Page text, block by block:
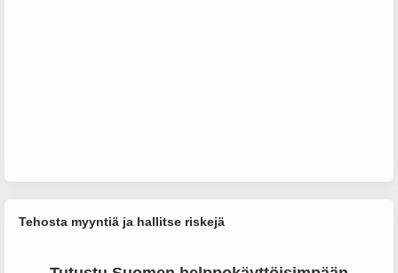
Tehosta myyntiä ja hallitse riskejä